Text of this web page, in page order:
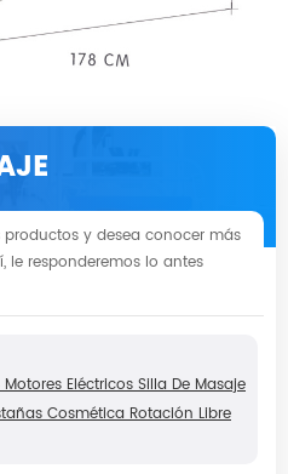
y desea conocer más
le responderemos lo antes
Eléctricos Silla De Masaje
Cosmética Rotación Libre